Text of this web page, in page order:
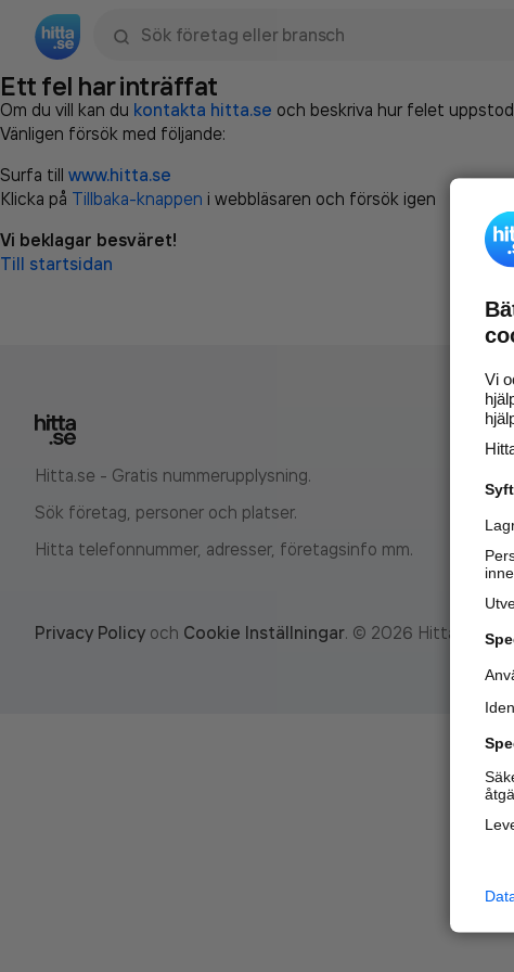
Ett fel har inträffat
Om du vill kan du kontakta hitta.se och beskriva hur felet
Vänligen försök med följande:
Surfa till www.hitta.se
Klicka på Tillbaka-knappen i webbläsaren och försök igen
Vi beklagar besväret!
Till startsidan
Hitta.se - Gratis nummerupplysning.
Sök företag, personer och platser.
Hitta telefonnummer, adresser, företagsinfo mm.
Privacy Policy och Cookie Inställningar. © 2026 Hitta.se
Vi